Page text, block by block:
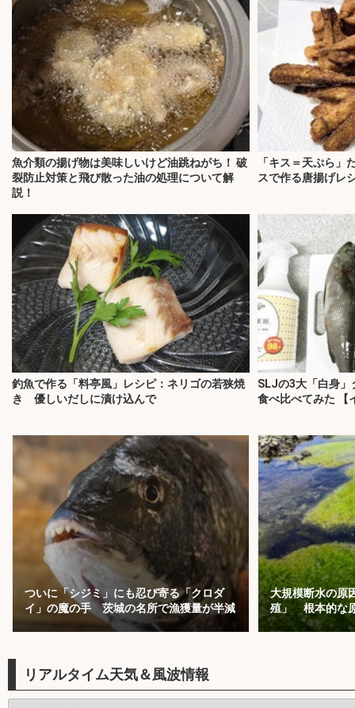
魚介類の揚げ物は美味しいけど油跳ねがち！ 破
裂防止対策と飛び散った油の処理について解
説！
「キス＝天ぷら」
スで作る唐揚げレ
釣魚で作る「料亭風」レシピ：ネリゴの若狭焼
き 優しいだしに漬け込んで
SLJの3大「白身」
食べ比べてみた 【
ついに「シジミ」にも忍び寄る「クロダ
イ」の魔の手 茨城の名所で漁獲量が半減
大規模断水の原
殖」 根本的な
リアルタイム天気＆風波情報